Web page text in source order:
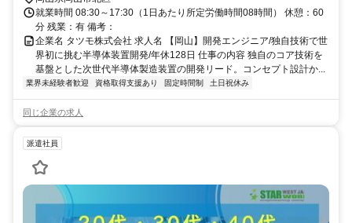
就業時間 08:30～17:30（1日あたり所定労働時間08時間） 休憩：60
分 残業：有 備考：
企業名 タツモ株式会社 求人名 【岡山】開発エンジニア/独自技術で世
界初に挑む半導体装置開発/年休128日 仕事の内容 独自のコア技術を
基盤とした次世代半導体製造装置の開発リード。コンセプト設計か...
業界未経験者歓迎 資格取得支援あり 固定時間制 土日祝休み
同じ企業の求人
派遣社員